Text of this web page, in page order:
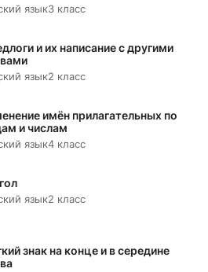
язык3 класс
и их написание с другими
язык2 класс
имён прилагательных по
и числам
язык4 класс
язык2 класс
знак на конце и в середине